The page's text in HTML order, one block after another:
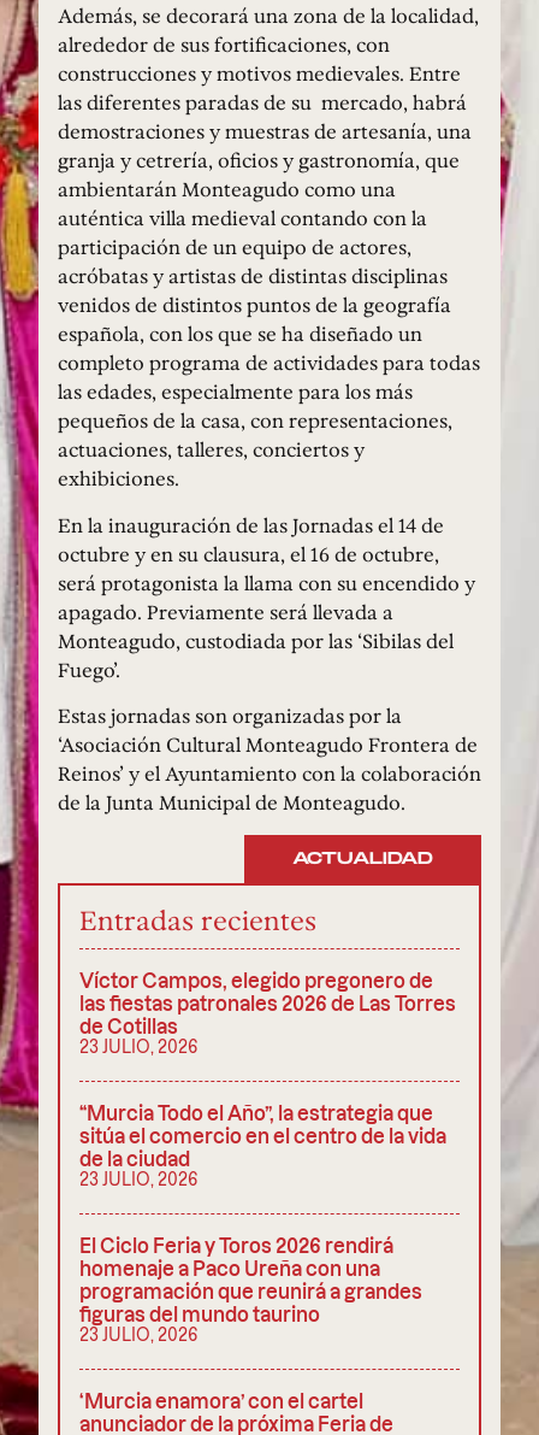
Además, se decorará una zona de la localidad,
alrededor de sus fortificaciones, con
construcciones y motivos medievales. Entre
las diferentes paradas de su mercado, habrá
demostraciones y muestras de artesanía, una
granja y cetrería, oficios y gastronomía, que
ambientarán Monteagudo como una
auténtica villa medieval contando con la
participación de un equipo de actores,
acróbatas y artistas de distintas disciplinas
venidos de distintos puntos de la geografía
española, con los que se ha diseñado un
completo programa de actividades para todas
las edades, especialmente para los más
pequeños de la casa, con representaciones,
actuaciones, talleres, conciertos y
exhibiciones.
En la inauguración de las Jornadas el 14 de
octubre y en su clausura, el 16 de octubre,
será protagonista la llama con su encendido y
apagado. Previamente será llevada a
Monteagudo, custodiada por las ‘Sibilas del
Fuego’.
Estas jornadas son organizadas por la
‘Asociación Cultural Monteagudo Frontera de
Reinos’ y el Ayuntamiento con la colaboración
de la Junta Municipal de Monteagudo.
ACTUALIDAD
Entradas recientes
Víctor Campos, elegido pregonero de
las fiestas patronales 2026 de Las Torres
de Cotillas
23 JULIO, 2026
“Murcia Todo el Año”, la estrategia que
sitúa el comercio en el centro de la vida
de la ciudad
23 JULIO, 2026
El Ciclo Feria y Toros 2026 rendirá
homenaje a Paco Ureña con una
programación que reunirá a grandes
figuras del mundo taurino
23 JULIO, 2026
‘Murcia enamora’ con el cartel
anunciador de la próxima Feria de